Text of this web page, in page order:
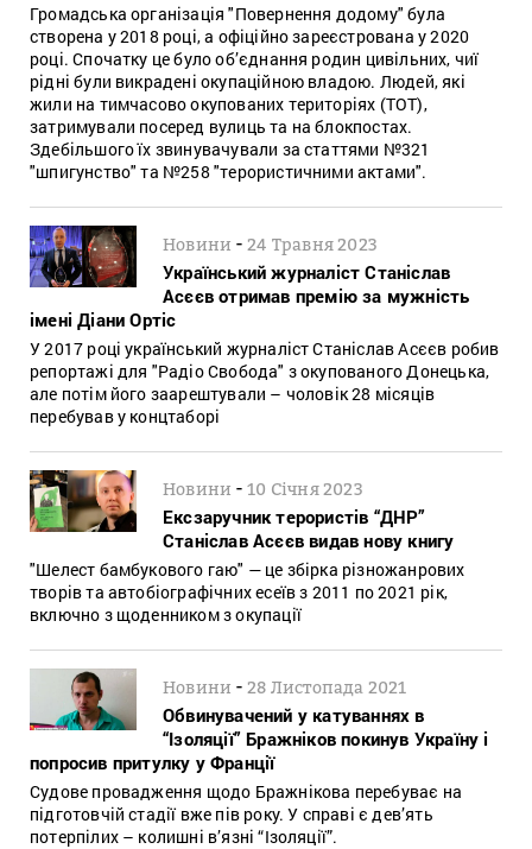
Громадська організація "Повернення додому" була
створена у 2018 році, а офіційно зареєстрована у 2020
році. Спочатку це було об’єднання родин цивільних, чиї
рідні були викрадені окупаційною владою. Людей, які
жили на тимчасово окупованих територіях (ТОТ),
затримували посеред вулиць та на блокпостах.
Здебільшого їх звинувачували за статтями №321
"шпигунство" та №258 "терористичними актами".
Новини -24 Травня 2023
Український журналіст Станіслав
Асєєв отримав премію за мужність
імені Діани Ортіс
У 2017 році український журналіст Станіслав Асєєв робив
репортажі для "Радіо Свобода" з окупованого Донецька,
але потім його заарештували – чоловік 28 місяців
перебував у концтаборі
Новини -10 Січня 2023
Ексзаручник терористів “ДНР”
Станіслав Асєєв видав нову книгу
"Шелест бамбукового гаю" — це збірка різножанрових
творів та автобіографічних есеїв з 2011 по 2021 рік,
включно з щоденником з окупації
Новини -28 Листопада 2021
Обвинувачений у катуваннях в
“Ізоляції” Бражніков покинув Україну і
попросив притулку у Франції
Судове провадження щодо Бражнікова перебуває на
підготовчій стадії вже пів року. У справі є дев’ять
потерпілих – колишні в’язні “Ізоляції”.